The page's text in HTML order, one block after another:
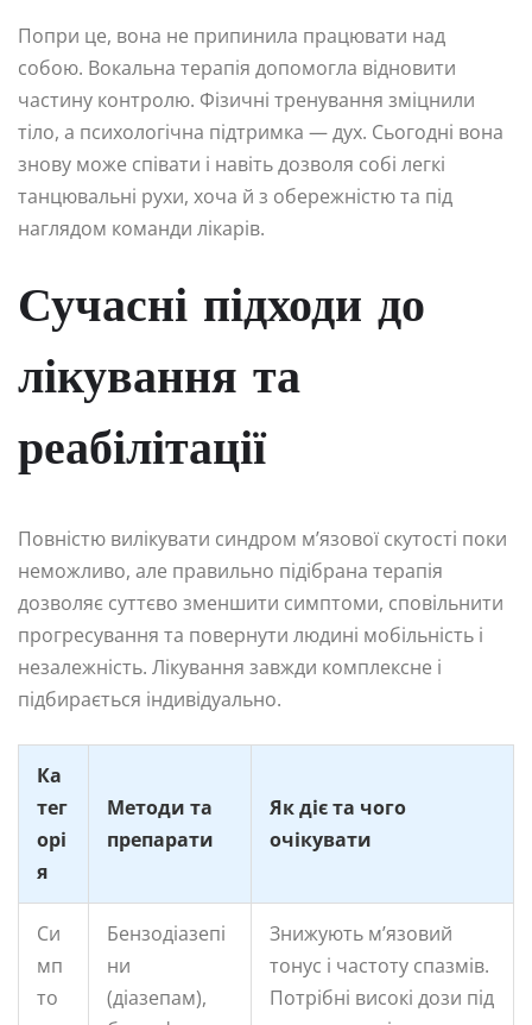
Попри це, вона не припинила працювати над
собою. Вокальна терапія допомогла відновити
частину контролю. Фізичні тренування зміцнили
тіло, а психологічна підтримка — дух. Сьогодні вона
знову може співати і навіть дозволя собі легкі
танцювальні рухи, хоча й з обережністю та під
наглядом команди лікарів.
Сучасні підходи до
лікування та
реабілітації
Повністю вилікувати синдром м’язової скутості поки
неможливо, але правильно підібрана терапія
дозволяє суттєво зменшити симптоми, сповільнити
прогресування та повернути людині мобільність і
незалежність. Лікування завжди комплексне і
підбирається індивідуально.
Ка
тег
орі
я
Методи та
препарати
Як діє та чого
очікувати
Си
мп
то
Бензодіазепі
ни
(діазепам),
Знижують м’язовий
тонус і частоту спазмів.
Потрібні високі дози під